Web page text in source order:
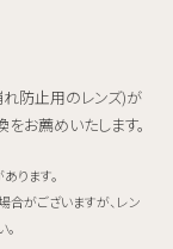
れ防止用のレンズ)が
お薦めいたします。
ります。
合がございますが、レン